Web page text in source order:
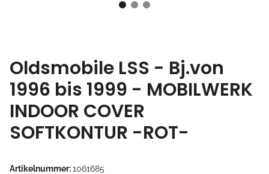
Oldsmobile LSS - Bj.von
1996 bis 1999 - MOBILWERK
INDOOR COVER
SOFTKONTUR -ROT-
Artikelnummer:1061685